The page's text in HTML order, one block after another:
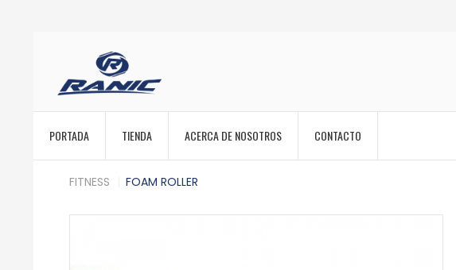
PORTADA TIENDA ACERCA DE NOSOTROS CONTACTO
FITNESS FOAM ROLLER